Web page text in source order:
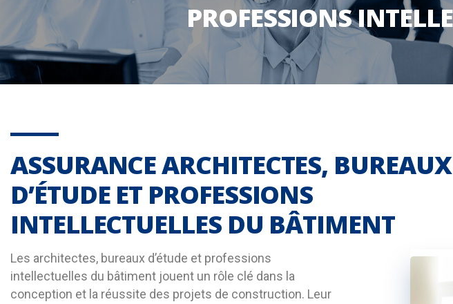
PROFESSIONS
ASSURANCE ARCHITECTES, BUREAUX
D’ÉTUDE ET PROFESSIONS
INTELLECTUELLES DU BÂTIMENT
Les architectes, bureaux d’étude et professions
intellectuelles du bâtiment jouent un rôle clé dans la
conception et la réussite des projets de construction. Leur